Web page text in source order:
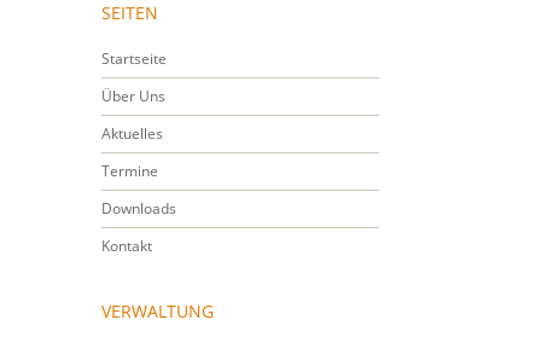
SEITEN
Startseite
Über Uns
Aktuelles
Termine
Downloads
Kontakt
VERWALTUNG